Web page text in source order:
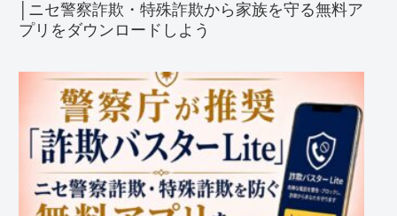
│ニセ警察詐欺・特殊詐欺から家族を守る無料ア
プリをダウンロードしよう